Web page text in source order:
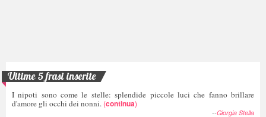
Ultime 5 frasi inserite
I nipoti sono come le stelle: splendide piccole luci che fanno brillare
d'amore gli occhi dei nonni. (continua)
--Giorgia Stella